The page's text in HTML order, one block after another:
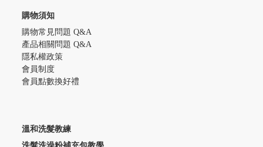
購物須知
購物常見問題 Q&A
產品相關問題 Q&A
隱私權政策
會員制度
會員點數換好禮
溫和洗髮教練